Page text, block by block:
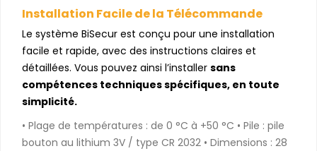
Installation Facile de la Télécommande
Le système BiSecur est conçu pour une installation
facile et rapide, avec des instructions claires et
détaillées. Vous pouvez ainsi l’installer sans
compétences techniques spécifiques, en toute
simplicité.
• Plage de températures : de 0 °C à +50 °C • Pile : pile
bouton au lithium 3V / type CR 2032 • Dimensions : 28